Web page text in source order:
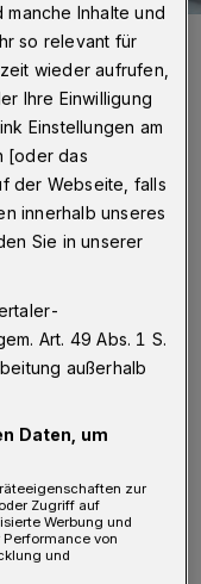
Suchtfaktoren.
und
mit
aus
hier rund
hat sich durch
Inhalte und
so relevant für
wieder aufrufen,
Ihre Einwilligung
Einstellungen am
[oder das
der Webseite, falls
innerhalb unseres
Sie in unserer
Art. 49 Abs. 1 S.
außerhalb
Daten, um
zur
Zugriff auf
Werbung und
von
und